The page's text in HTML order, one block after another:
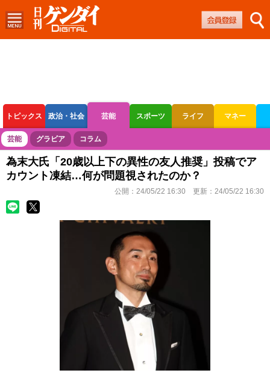
トピックス 政治・社会 芸能 スポーツ ライフ マネー
ボートレース 競輪 オートレース
芸能 グラビア コラム
為末大氏「20歳以上下の異性の友人推奨」投稿でア
カウント凍結…何が問題視されたのか？
公開： 24/05/22 16:30 更新： 24/05/22 16:30